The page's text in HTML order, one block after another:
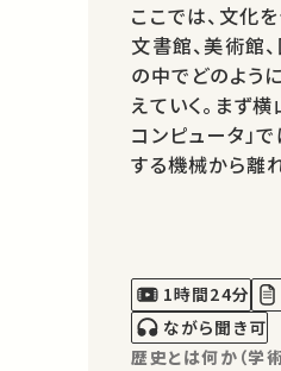
ここでは、文化
文書館、美術館
の中でどのよう
えていく。まず
コンピュータ」
する機械から離
アムとコンピュ
スとしての音声
1時間24分
ながら聞き可
歴史とは何か（学